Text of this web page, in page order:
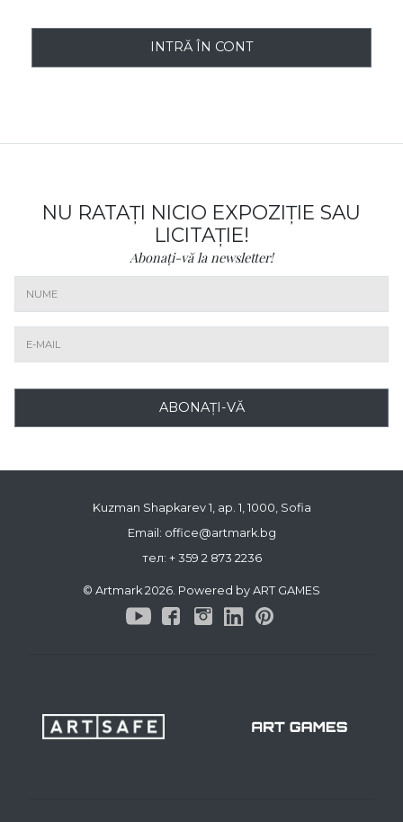
INTRĂ ÎN CONT
NU RATAȚI NICIO EXPOZIȚIE SAU
LICITAȚIE!
Abonați-vă la newsletter!
ABONAȚI-VĂ
Kuzman Shapkarev 1, ap. 1, 1000, Sofia
Email: office@artmark.bg
тел: + 359 2 873 2236
© Artmark 2026. Powered by ART GAMES